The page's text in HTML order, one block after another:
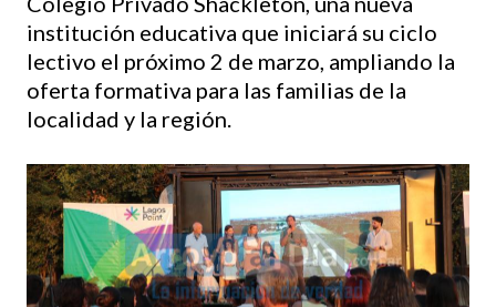
institución educativa que iniciará su ciclo
lectivo el próximo 2 de marzo, ampliando la
oferta formativa para las familias de la
localidad y la región.